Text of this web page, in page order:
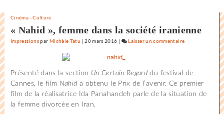
Cinéma -Culture
« Nahid », femme dans la société iranienne
Impressionspar Michèle Tatu |20 mars 2016 Laisser un commentaire
monde
au
Festival
Présenté dans la section Un Certain Regard du festival de
Cannes, le film Nahid a obtenu le Prix de l’avenir. Ce premier
film de la réalisatrice Ida Panahandeh parle de la situation de
la femme divorcée en Iran.